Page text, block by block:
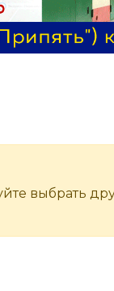
выбрать